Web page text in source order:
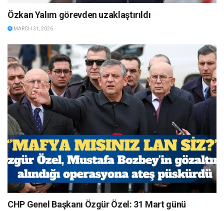
Özkan Yalım görevden uzaklaştırıldı
MARCH 31, 2026
CHP Genel Başkanı Özgür Özel: 31 Mart günü